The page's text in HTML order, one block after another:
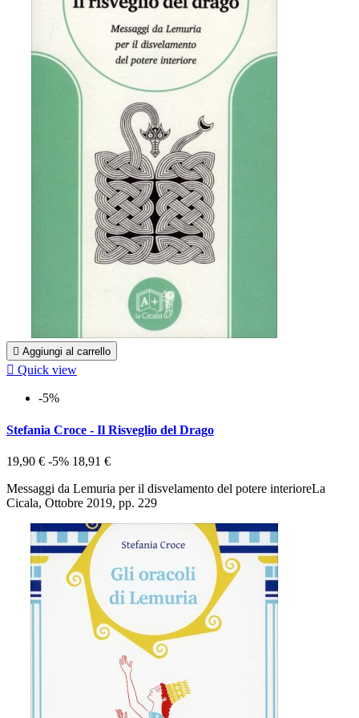
 Aggiungi al carrello
 Quick view
-5%
Stefania Croce - Il Risveglio del Drago
19,90 € -5% 18,91 €
Messaggi da Lemuria per il disvelamento del potere interioreLa
Cicala, Ottobre 2019, pp. 229